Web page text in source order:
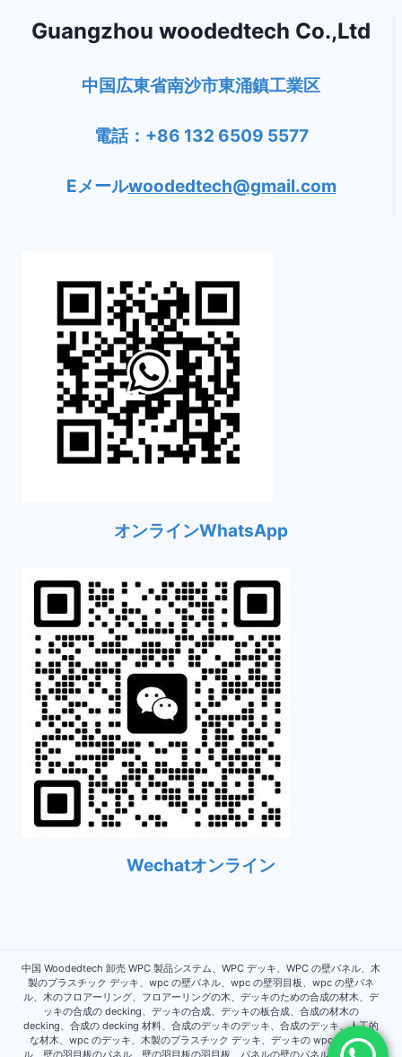
Guangzhou woodedtech Co.,Ltd
中国広東省南沙市東涌鎮工業区
電話：+86 132 6509 5577
Eメールwoodedtech@gmail.com
オンラインWhatsApp
Wechatオンライン
中国 Woodedtech 卸売 WPC 製品システム、WPC デッキ、WPC の壁パネル、木
製のプラスチック デッキ、wpc の壁パネル、wpc の壁羽目板、wpc の壁パネ
ル、木のフロアーリング、フロアーリングの木、デッキのための合成の材木、デ
ッキの合成の decking、デッキの合成、デッキの板合成、合成の材木の
decking、合成の decking 材料、合成のデッキのデッキ、合成のデッキ、人工的
な材木、wpc のデッキ、木製のプラスチック デッキ、デッキの wpc、壁パネ